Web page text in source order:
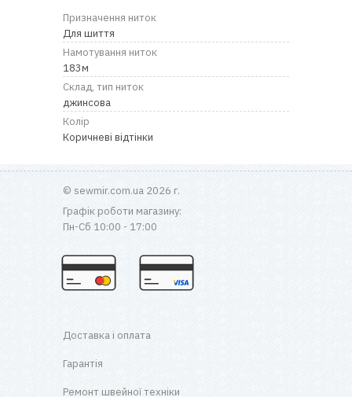
насПризначення ниток
Для шиття
Намотування ниток
183м
Склад, тип ниток
джинсова
Колір
Коричневі відтінки
© sewmir.com.ua 2026 г.
Графік роботи магазину:
Пн-Сб 10:00 - 17:00
Доставка і оплата
Гарантія
Ремонт швейної техніки